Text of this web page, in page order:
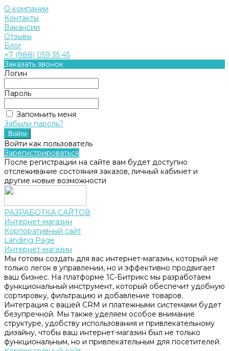
О компании
Контакты
Вакансии
Отзывы
Блог
+7 (988) 059 35 45
Заказать звонок
Логин
Пароль
Запомнить меня
Забыли пароль?
Войти как пользователь
Зарегистрироваться
После регистрации на сайте вам будет доступно
отслеживание состояния заказов, личный кабинет и
другие новые возможности
РАЗРАБОТКА САЙТОВ
Интернет-магазин
Корпоративный сайт
Landing Page
Интернет-магазин
Мы готовы создать для вас интернет-магазин, который не
только легок в управлении, но и эффективно продвигает
ваш бизнес. На платформе 1С-Битрикс мы разработаем
функциональный инструмент, который обеспечит удобную
сортировку, фильтрацию и добавление товаров.
Интеграция с вашей CRM и платежными системами будет
безупречной. Мы также уделяем особое внимание
структуре, удобству использования и привлекательному
дизайну, чтобы ваш интернет-магазин был не только
функциональным, но и привлекательным для посетителей.